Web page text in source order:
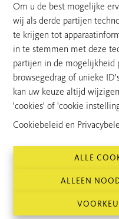
Om u de best mogelijke
wij als derde partijen
te krijgen tot
in te stemmen met deze
partijen in de mogelijkheid
browsegedrag of unieke
kan uw keuze altijd
'cookies' of 'cookie
Cookiebeleid en
ALLE
ALLEEN
Sint-Niklaas,